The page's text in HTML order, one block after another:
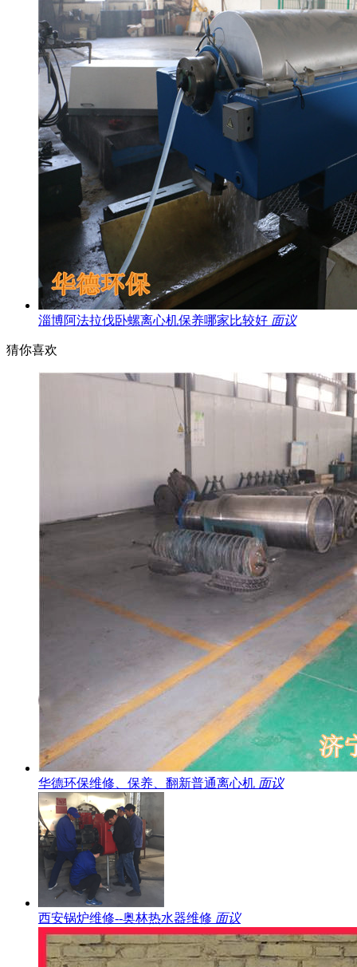
淄博阿法拉伐卧螺离心机保养哪家比较好 面议
猜你喜欢
华德环保维修、保养、翻新普通离心机 面议
西安锅炉维修--奥林热水器维修 面议